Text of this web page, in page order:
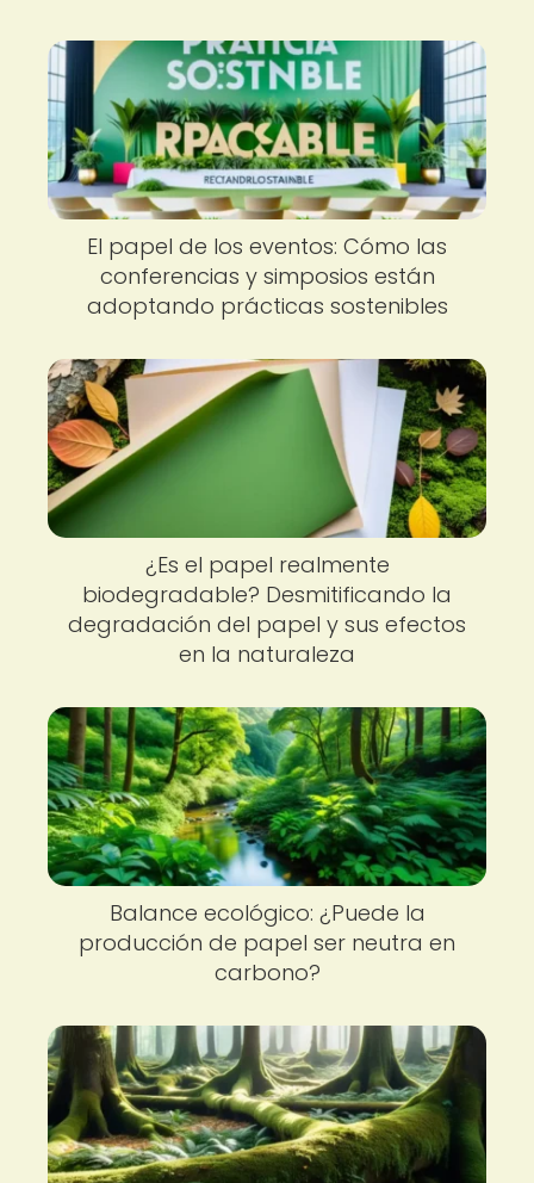
El papel de los eventos: Cómo las
conferencias y simposios están
adoptando prácticas sostenibles
¿Es el papel realmente
biodegradable? Desmitificando la
degradación del papel y sus efectos
en la naturaleza
Balance ecológico: ¿Puede la
producción de papel ser neutra en
carbono?